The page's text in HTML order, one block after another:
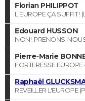
Florian PHILIPPOT
L'EUROPE ÇA SUFFIT !
Edouard HUSSON
NON ! PRENONS-
Pierre-Marie
FORTERESSE EUROPE
Raphaël
REVEILLER L'EUROPE